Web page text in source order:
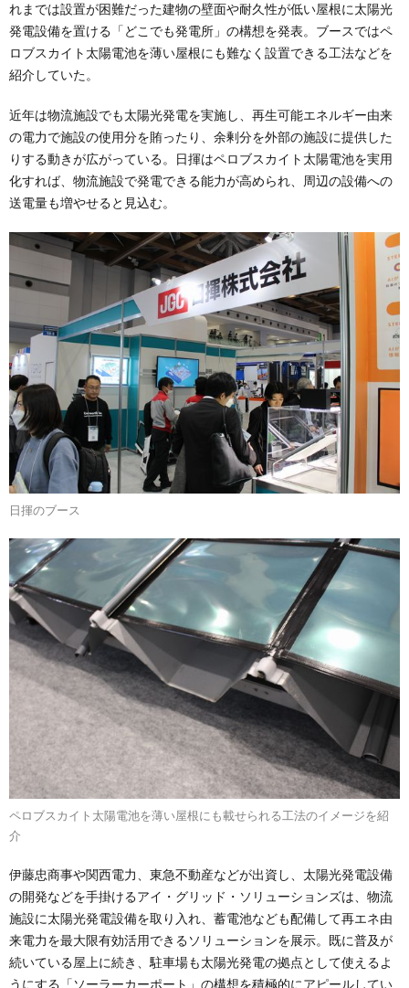
れまでは設置が困難だった建物の壁面や耐久性が低い屋根に太陽光
発電設備を置ける「どこでも発電所」の構想を発表。ブースではペ
ロブスカイト太陽電池を薄い屋根にも難なく設置できる工法などを
紹介していた。
近年は物流施設でも太陽光発電を実施し、再生可能エネルギー由来
の電力で施設の使用分を賄ったり、余剰分を外部の施設に提供した
りする動きが広がっている。日揮はペロブスカイト太陽電池を実用
化すれば、物流施設で発電できる能力が高められ、周辺の設備への
送電量も増やせると見込む。
日揮のブース
ペロブスカイト太陽電池を薄い屋根にも載せられる工法のイメージを紹
介
伊藤忠商事や関西電力、東急不動産などが出資し、太陽光発電設備
の開発などを手掛けるアイ・グリッド・ソリューションズは、物流
施設に太陽光発電設備を取り入れ、蓄電池なども配備して再エネ由
来電力を最大限有効活用できるソリューションを展示。既に普及が
続いている屋上に続き、駐車場も太陽光発電の拠点として使えるよ
うにする「ソーラーカーポート」の構想を積極的にアピールしてい